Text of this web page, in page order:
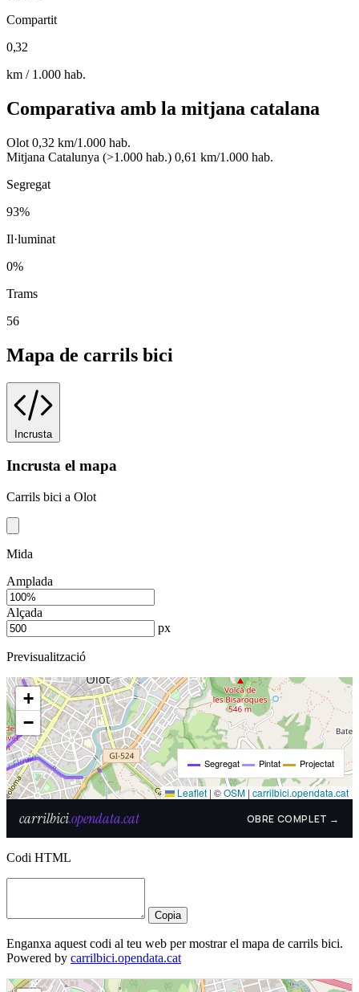
Compartit
0,32
km / 1.000 hab.
Comparativa amb la mitjana catalana
Olot 0,32 km/1.000 hab.
Mitjana Catalunya (>1.000 hab.) 0,61 km/1.000 hab.
Segregat
93%
Il·luminat
0%
Trams
56
Mapa de carrils bici
Incrusta
Incrusta el mapa
Carrils bici a Olot
Mida
Amplada
Alçada
px
Previsualització
Codi HTML
Copia
Enganxa aquest codi al teu web per mostrar el mapa de carrils bici.
Powered by carrilbici.opendata.cat